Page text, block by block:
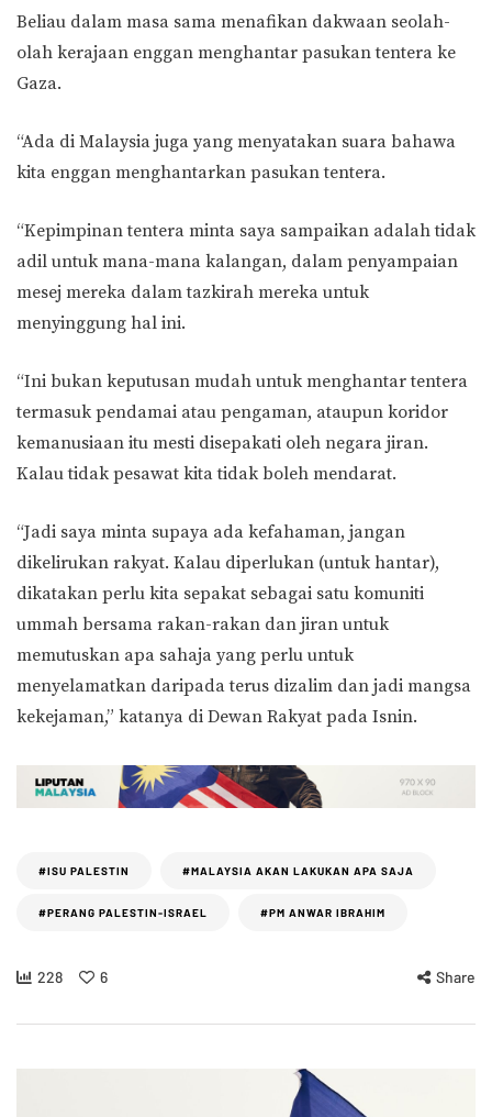
Beliau dalam masa sama menafikan dakwaan seolah-
olah kerajaan enggan menghantar pasukan tentera ke
Gaza.
“Ada di Malaysia juga yang menyatakan suara bahawa
kita enggan menghantarkan pasukan tentera.
“Kepimpinan tentera minta saya sampaikan adalah tidak
adil untuk mana-mana kalangan, dalam penyampaian
mesej mereka dalam tazkirah mereka untuk
menyinggung hal ini.
“Ini bukan keputusan mudah untuk menghantar tentera
termasuk pendamai atau pengaman, ataupun koridor
kemanusiaan itu mesti disepakati oleh negara jiran.
Kalau tidak pesawat kita tidak boleh mendarat.
“Jadi saya minta supaya ada kefahaman, jangan
dikelirukan rakyat. Kalau diperlukan (untuk hantar),
dikatakan perlu kita sepakat sebagai satu komuniti
ummah bersama rakan-rakan dan jiran untuk
memutuskan apa sahaja yang perlu untuk
menyelamatkan daripada terus dizalim dan jadi mangsa
kekejaman,” katanya di Dewan Rakyat pada Isnin.
#ISU PALESTIN #MALAYSIA AKAN LAKUKAN APA SAJA
#PERANG PALESTIN-ISRAEL #PM ANWAR IBRAHIM
228 6 Share